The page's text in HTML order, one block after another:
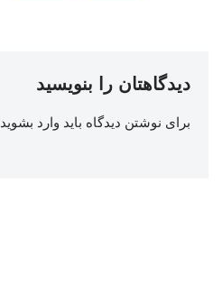
دیدگاهتان را بنویسید
برای نوشتن دیدگاه باید وارد بشوید